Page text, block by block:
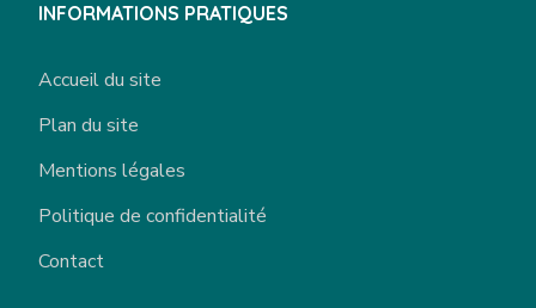
INFORMATIONS PRATIQUES
Accueil du site
Plan du site
Mentions légales
Politique de confidentialité
Contact